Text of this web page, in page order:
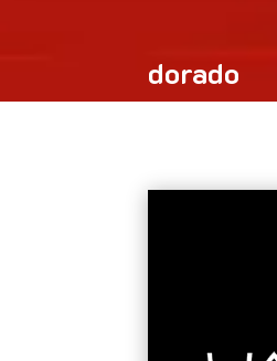
dorado